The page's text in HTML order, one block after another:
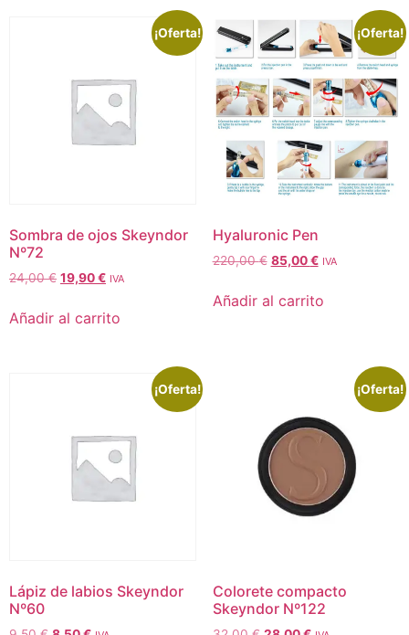
¡Oferta!
Sombra de ojos Skeyndor
Nº72
24,00€ 19,90€ IVA
Añadir al carrito
¡Oferta!
Hyaluronic Pen
220,00€ 85,00€ IVA
Añadir al carrito
¡Oferta!
Lápiz de labios Skeyndor
Nº60
¡Oferta!
Colorete compacto
Skeyndor Nº122